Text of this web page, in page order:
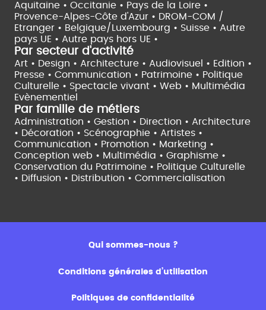
Aquitaine • Occitanie • Pays de la Loire •
Provence-Alpes-Côte d'Azur • DROM-COM /
Etranger • Belgique/Luxembourg • Suisse • Autre
pays UE • Autre pays hors UE •
Par secteur d'activité
Art • Design • Architecture • Audiovisuel • Edition •
Presse • Communication • Patrimoine • Politique
Culturelle • Spectacle vivant • Web • Multimédia
Evènementiel
Par famille de métiers
Administration • Gestion • Direction • Architecture
• Décoration • Scénographie • Artistes •
Communication • Promotion • Marketing •
Conception web • Multimédia • Graphisme •
Conservation du Patrimoine • Politique Culturelle
• Diffusion • Distribution • Commercialisation
Qui sommes-nous ?
Conditions générales d’utilisation
Politiques de confidentialité